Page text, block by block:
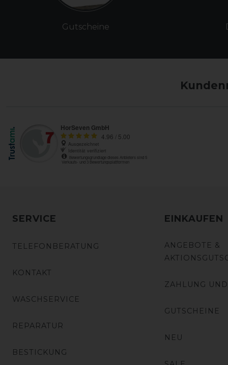
Gutscheine
SERVICE
TELEFONBERATUNG
KONTAKT
WASCHSERVICE
REPARATUR
BESTICKUNG
EINKAUFEN
ANGEBOTE &
ZAHLUNG
GUTSCHEINE
NEU